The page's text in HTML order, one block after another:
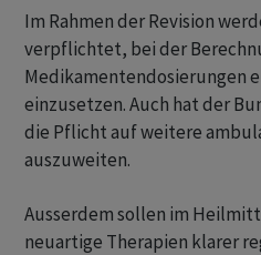
Im Rahmen der Revision
verpflichtet, bei der
Medikamentendosierungen
einzusetzen. Auch hat der
die Pflicht auf weitere
auszuweiten.
Ausserdem sollen im
neuartige Therapien klarer